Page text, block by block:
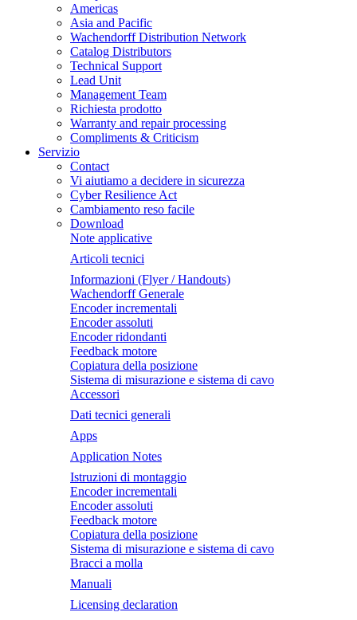
Americas
Asia and Pacific
Wachendorff Distribution Network
Catalog Distributors
Technical Support
Lead Unit
Management Team
Richiesta prodotto
Warranty and repair processing
Compliments & Criticism
Servizio
Contact
Vi aiutiamo a decidere in sicurezza
Cyber Resilience Act
Cambiamento reso facile
Download
Note applicative
Articoli tecnici
Informazioni (Flyer / Handouts)
Wachendorff Generale
Encoder incrementali
Encoder assoluti
Encoder ridondanti
Feedback motore
Copiatura della posizione
Sistema di misurazione e sistema di cavo
Accessori
Dati tecnici generali
Apps
Application Notes
Istruzioni di montaggio
Encoder incrementali
Encoder assoluti
Feedback motore
Copiatura della posizione
Sistema di misurazione e sistema di cavo
Bracci a molla
Manuali
Licensing declaration